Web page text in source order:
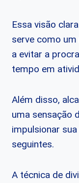
Essa visão
serve como um
a evitar a
tempo em
Além disso,
uma sensação
impulsionar
seguintes.
A técnica de